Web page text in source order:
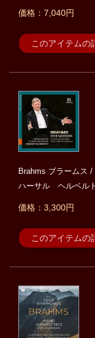
価格：7,040円
このアイテムの
Brahms ブラームス
ハーサル ヘルベル
価格：3,300円
このアイテムの